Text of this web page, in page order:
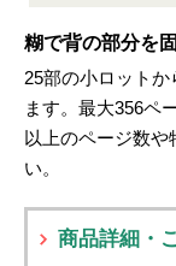
糊で背の部分を
25部の小ロット
ます。最大356ペ
以上のページ数や
い。
商品詳細・